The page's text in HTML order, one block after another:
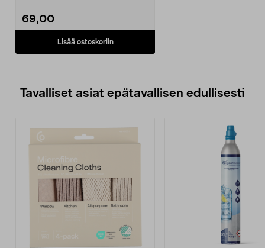
69,00
Lisää ostoskoriin
Tavalliset asiat epätavallisen edullisesti